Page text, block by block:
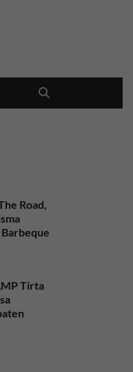
Road,
Tirta